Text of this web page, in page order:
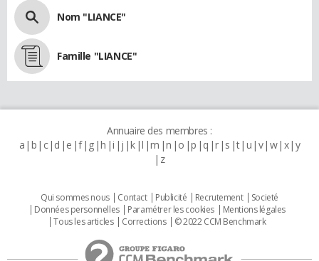
Nom "LIANCE"
Famille "LIANCE"
Annuaire des membres :
a b c d e f g h i j k l m n o p q r s t u v w x y
z
Qui sommes nous Contact Publicité Recrutement
Societé
Données personnelles
Paramétrer les cookies
Mentions légales
Tous les articles
Corrections © 2022 CCM Benchmark